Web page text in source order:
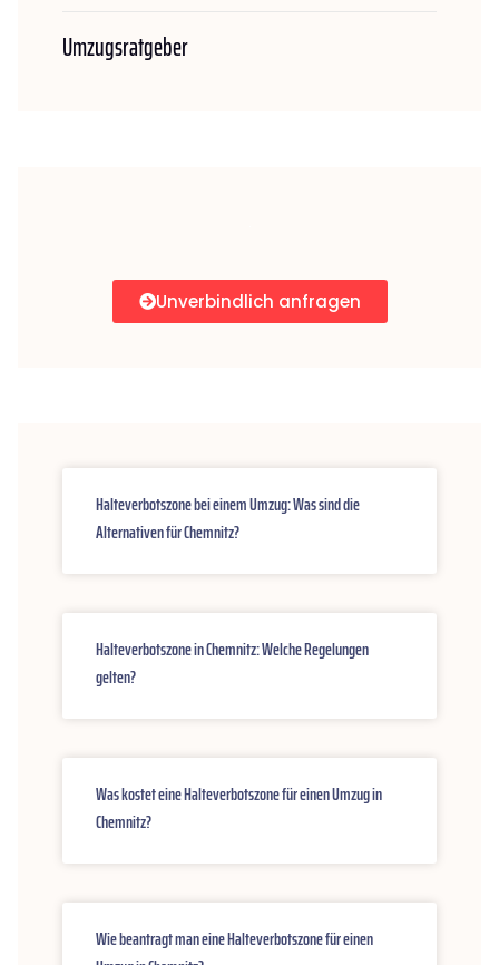
Umzugsratgeber
Unverbindlich anfragen
Halteverbotszone bei einem Umzug: Was sind die
Alternativen für Chemnitz?
Halteverbotszone in Chemnitz: Welche Regelungen
gelten?
Was kostet eine Halteverbotszone für einen Umzug in
Chemnitz?
Wie beantragt man eine Halteverbotszone für einen